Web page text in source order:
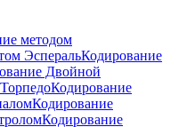
методом
ЭсперальКодирование
Двойной
Кодирование
Кодирование
Кодирование